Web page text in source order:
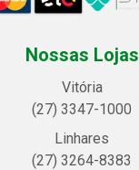
Nossas Lojas
Vitória
(27) 3347-1000
Linhares
(27) 3264-8383